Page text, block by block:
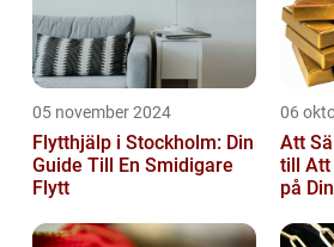
05 november 2024
Flytthjälp i Stockholm: Din
Guide Till En Smidigare
Flytt
06
Att
till Att
på